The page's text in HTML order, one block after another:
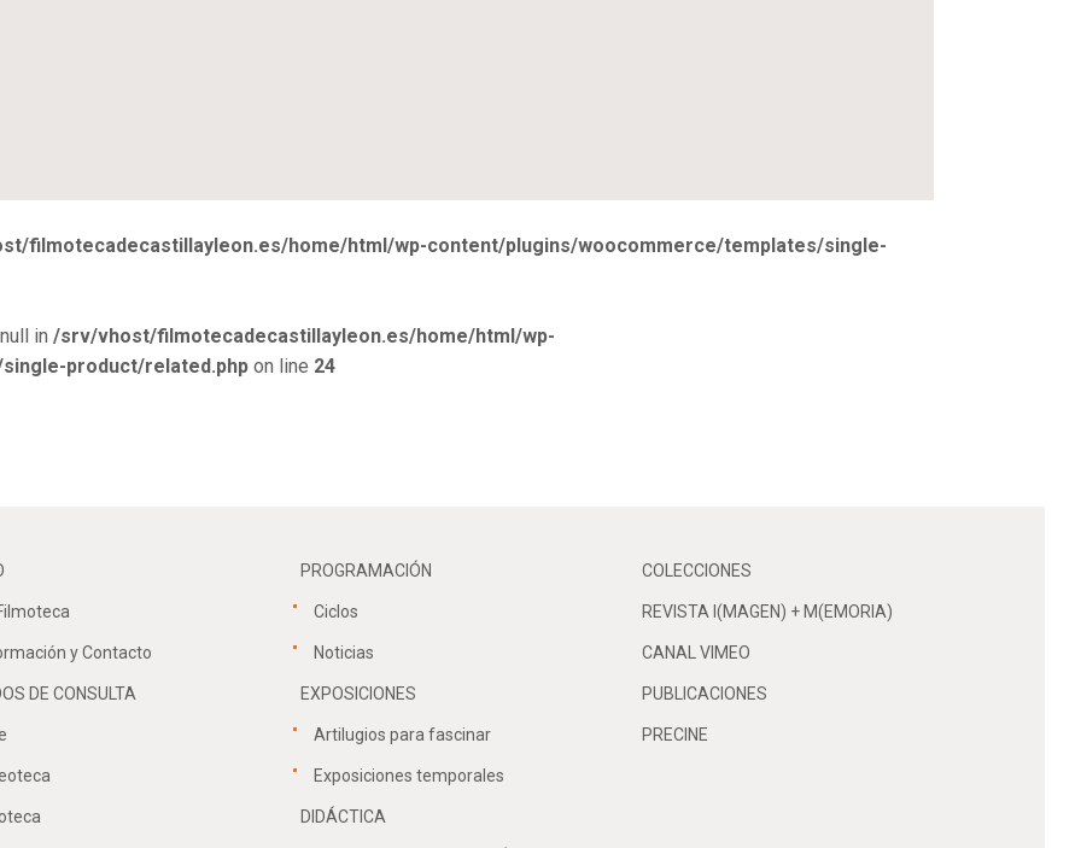
filmotecadecastillayleon.es/home/html/wp-content/plugins/woocommerce/templates/single-
in /srv/vhost/filmotecadecastillayleon.es/home/html/wp-
product/related.php on line 24
y Contacto
DE CONSULTA
PROGRAMACIÓN
Ciclos
Noticias
EXPOSICIONES
Artilugios para fascinar
Exposiciones temporales
DIDÁCTICA
COLECCIONES
REVISTA I(MAGEN) + M(EMORIA)
CANAL VIMEO
PUBLICACIONES
PRECINE